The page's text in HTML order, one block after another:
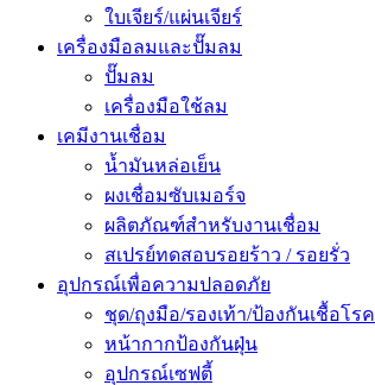
ใบเจียร์/แผ่นเจียร์
เครื่องมือลมและปั๊มลม
ปั๊มลม
เครื่องมือใช้ลม
เคมีงานเชื่อม
น้ำมันหล่อเย็น
ผงเชื่อมซับเมอร์จ
ผลิตภัณฑ์สำหรับงานเชื่อม
สเปรย์ทดสอบรอยร้าว / รอยรั่ว
อุปกรณ์เพื่อความปลอดภัย
ชุด/ถุงมือ/รองเท้า/ป้องกันเชื้อโรค
หน้ากากป้องกันฝุ่น
อุปกรณ์เซฟตี้